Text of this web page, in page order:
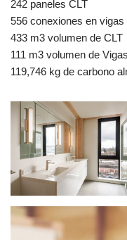
242 paneles CLT
556 conexiones en vigas
433 m3 volumen de CLT
111 m3 volumen de
119,746 kg de carbono